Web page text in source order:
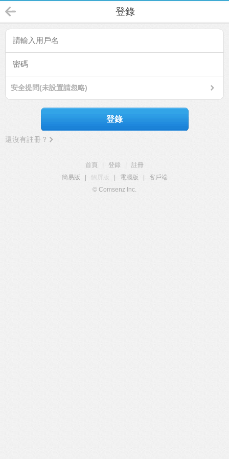
登錄
安全提問(未設置請忽略)
登錄
還沒有註冊？
首頁 登錄
註冊
簡易版
觸屏版 電腦版
客戶端
© Comsenz Inc.